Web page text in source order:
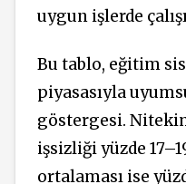
uygun işlerde
Bu tablo, eğitim
piyasasıyla
göstergesi.
işsizliği yüzde
ortalaması ise